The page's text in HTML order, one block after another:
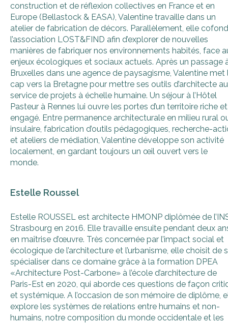
construction et de réflexion collectives en France et en
Europe (Bellastock & EASA), Valentine travaille dans un
atelier de fabrication de décors. Parallèlement, elle
l’association LOST&FIND afin d’explorer de nouvelles
manières de fabriquer nos environnements habités, face
enjeux écologiques et sociaux actuels. Après un passage
Bruxelles dans une agence de paysagisme, Valentine met
cap vers la Bretagne pour mettre ses outils d’architecte au
service de projets à échelle humaine. Un séjour à l’Hôtel
Pasteur à Rennes lui ouvre les portes d’un territoire riche et
engagé. Entre permanence architecturale en milieu rural
insulaire, fabrication d’outils pédagogiques, recherche-
et ateliers de médiation, Valentine développe son activité
localement, en gardant toujours un œil ouvert vers le
monde.
Estelle Roussel
Estelle ROUSSEL est architecte HMONP diplômée de
Strasbourg en 2016. Elle travaille ensuite pendant deux
en maîtrise d’œuvre. Très concernée par l’impact social et
écologique de l’architecture et l’urbanisme, elle choisit de
spécialiser dans ce domaine grâce à la formation DPEA
«Architecture Post-Carbone» à l’école d’architecture de
Paris-Est en 2020, qui aborde ces questions de façon
et systémique. A l’occasion de son mémoire de diplôme,
explore les systèmes de relations entre humains et non-
humains, notre composition du monde occidentale et les